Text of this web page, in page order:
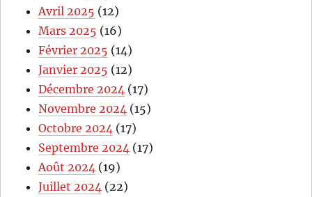
Avril 2025 (12)
Mars 2025 (16)
Février 2025 (14)
Janvier 2025 (12)
Décembre 2024 (17)
Novembre 2024 (15)
Octobre 2024 (17)
Septembre 2024 (17)
Août 2024 (19)
Juillet 2024 (22)